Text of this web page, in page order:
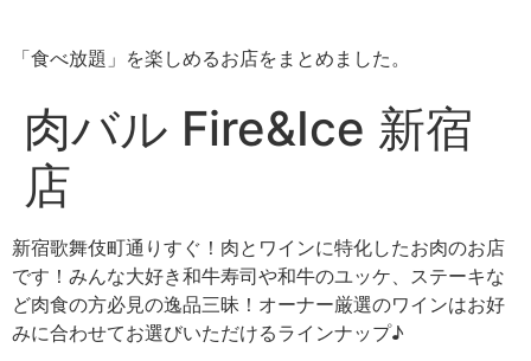
「食べ放題」を楽しめるお店をまとめました。
肉バル Fire&Ice 新宿
店
新宿歌舞伎町通りすぐ！肉とワインに特化したお肉のお店
です！みんな大好き和牛寿司や和牛のユッケ、ステーキな
ど肉食の方必見の逸品三昧！オーナー厳選のワインはお好
みに合わせてお選びいただけるラインナップ♪